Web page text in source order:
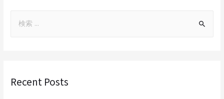
Recent Posts